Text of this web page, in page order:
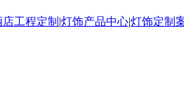
店工程定制 |灯饰产品中心|灯饰定制